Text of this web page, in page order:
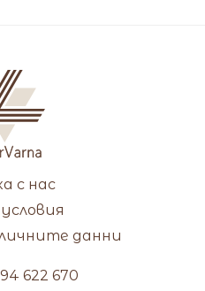
с нас
данни
622 670